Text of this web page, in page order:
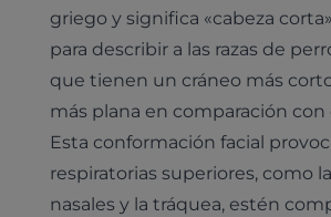
griego y significa «cabeza
para describir a las razas de
que tienen un cráneo más
más plana en comparación con
Esta conformación facial
respiratorias superiores, como
nasales y la tráquea, estén